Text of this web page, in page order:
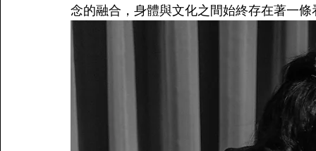
念的融合，身體與文化之間始終存在著一